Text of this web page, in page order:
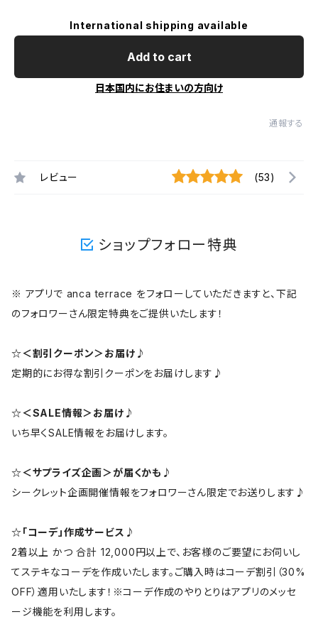
International shipping available
Add to cart
日本国内にお住まいの方向け
通報する
レビュー (53)
ショップフォロー特典
※ アプリで anca terrace をフォローしていただきますと、下記
のフォロワーさん限定特典をご提供いたします！
☆＜割引クーポン＞お届け♪
定期的にお得な割引クーポンをお届けします♪
☆＜SALE情報＞お届け♪
いち早くSALE情報をお届けします。
☆＜サプライズ企画＞が届くかも♪
シークレット企画開催情報をフォロワーさん限定でお送りします♪
☆「コーデ」作成サービス♪
2着以上 かつ 合計 12,000円以上で、お客様のご要望にお伺いし
てステキなコーデを作成いたします。ご購入時はコーデ割引（30%
OFF）適用いたします！※コーデ作成のやりとりはアプリのメッセ
ージ機能を利用します。